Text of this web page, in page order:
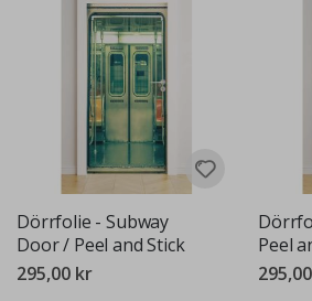
Dörrfolie - Subway
Door / Peel and Stick
295,00 kr
Peel